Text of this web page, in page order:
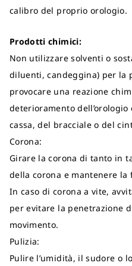
calibro del proprio orologio.
Prodotti chimici:
Non utilizzare solventi o
diluenti, candeggina) per la
provocare una reazione
deterioramento
cassa, del bracciale o del
Corona:
Girare la corona di tanto in
della corona e mantenere
In caso di corona a vite,
per evitare la penetrazione
movimento.
Pulizia:
Pulire l’umidità, il sudore o